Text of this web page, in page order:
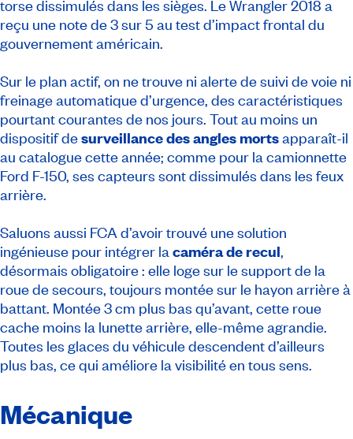
torse dissimulés dans les sièges. Le Wrangler 2018 a
reçu une note de 3 sur 5 au test d’impact frontal du
gouvernement américain.
Sur le plan actif, on ne trouve ni alerte de suivi de voie ni
freinage automatique d’urgence, des caractéristiques
pourtant courantes de nos jours. Tout au moins un
dispositif desurveillance des angles mortsapparaît-il
au catalogue cette année; comme pour la camionnette
Ford F-150, ses capteurs sont dissimulés dans les feux
arrière.
Saluons aussi FCA d’avoir trouvé une solution
ingénieuse pour intégrer lacaméra de recul,
désormais obligatoire : elle loge sur le support de la
roue de secours, toujours montée sur le hayon arrière à
battant. Montée 3 cm plus bas qu’avant, cette roue
cache moins la lunette arrière, elle-même agrandie.
Toutes les glaces du véhicule descendent d’ailleurs
plus bas, ce qui améliore la visibilité en tous sens.
Mécanique